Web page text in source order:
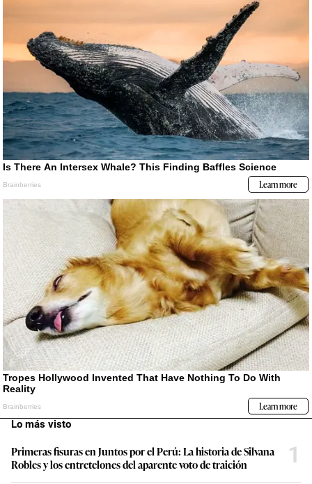
Lo más visto
Primeras fisuras en Juntos por el Perú: La historia de Silvana
Robles y los entretelones del aparente voto de traición
1